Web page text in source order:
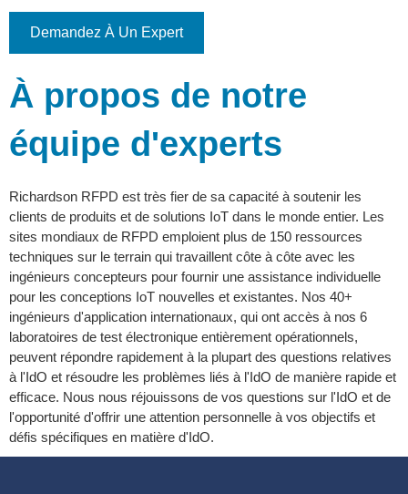
Demandez À Un Expert
À propos de notre
équipe d'experts
Richardson RFPD est très fier de sa capacité à soutenir les
clients de produits et de solutions IoT dans le monde entier. Les
sites mondiaux de RFPD emploient plus de 150 ressources
techniques sur le terrain qui travaillent côte à côte avec les
ingénieurs concepteurs pour fournir une assistance individuelle
pour les conceptions IoT nouvelles et existantes. Nos 40+
ingénieurs d'application internationaux, qui ont accès à nos 6
laboratoires de test électronique entièrement opérationnels,
peuvent répondre rapidement à la plupart des questions relatives
à l'IdO et résoudre les problèmes liés à l'IdO de manière rapide et
efficace. Nous nous réjouissons de vos questions sur l'IdO et de
l'opportunité d'offrir une attention personnelle à vos objectifs et
défis spécifiques en matière d'IdO.